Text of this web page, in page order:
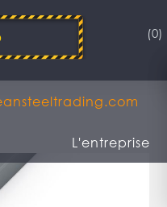
(0)
L'entreprise